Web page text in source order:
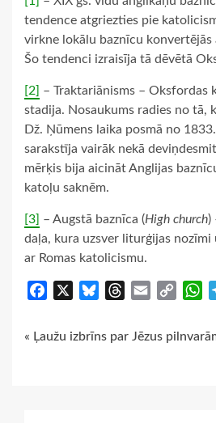
tendence atgriezties pie
virkne lokālu baznīcu konvertējās
Šo tendenci izraisīja tā dēvētā
[2] – Traktariānisms – Oksfordas
stadija. Nosaukums radies no tā,
Dž. Ņūmens laika posmā no
sarakstīja vairāk nekā
mērķis bija aicināt Anglijas
katoļu saknēm.
[3] – Augstā baznīca (High church)
daļa, kura uzsver liturģijas nozīmi
ar Romas katolicismu.
Facebook BlueskyThreads
Email
Copy
Continue
« Ļaužu izbrīns par Jēzus